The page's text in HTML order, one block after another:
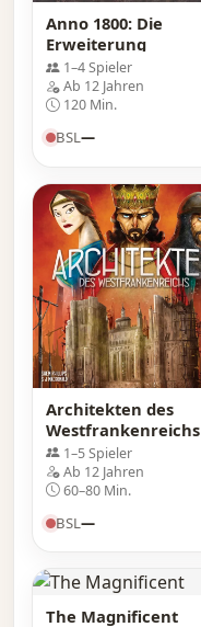
Anno 1800: Die
Erweiterung
1–4 Spieler
Ab 12 Jahren
120 Min.
BSL—
Architekten des
Westfrankenreichs
1–5 Spieler
Ab 12 Jahren
60–80 Min.
BSL—
The Magnificent